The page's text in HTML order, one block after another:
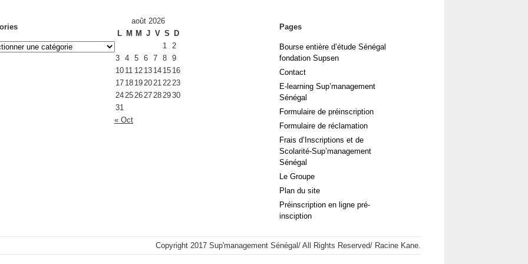
août 2026
L M M J V S
D
1 2
3 4 5 6 7 8 9
10 11 12 13 14 15 16
17 18 1920212223
24252627282930
31
« Oct
Pages
Bourse entière d’étude Sénégal
fondation Supsen
Contact
E-learning Sup’management
Sénégal
Formulaire de préinscription
Formulaire de réclamation
Frais d’Inscriptions et de
Scolarité-Sup’management
Sénégal
Le Groupe
Plan du site
Préinscription en ligne pré-
insciption
Copyright 2017 Sup'management Sénégal/ All Rights Reserved/ Racine Kane.